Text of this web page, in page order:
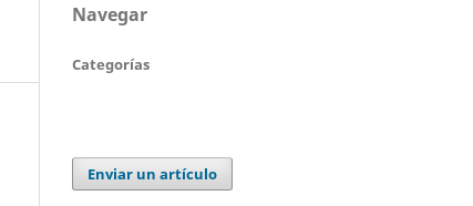
Navegar
Categorías
Enviar un artículo